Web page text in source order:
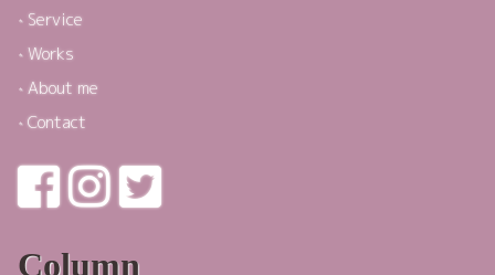
Service
Works
About me
Contact
Column